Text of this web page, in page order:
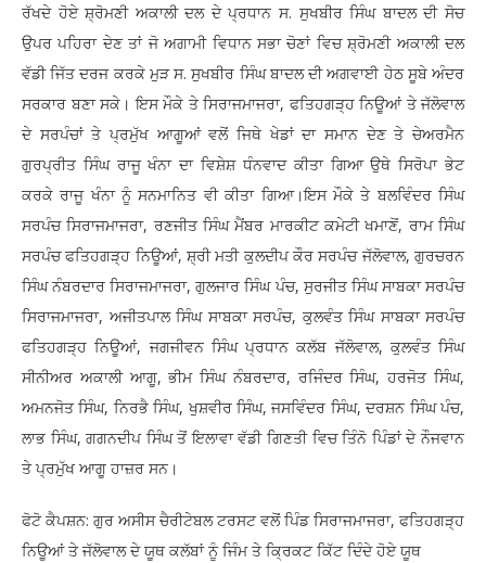
ਰੱਖਦੇ ਹੋਏ ਸ਼੍ਰੋਮਣੀ ਅਕਾਲੀ ਦਲ ਦੇ ਪ੍ਰਧਾਨ ਸ. ਸੁਖਬੀਰ ਸਿੰਘ ਬਾਦਲ ਦੀ ਸੋਚ
ਉਪਰ ਪਹਿਰਾ ਦੇਣ ਤਾਂ ਜੋ ਅਗਾਮੀ ਵਿਧਾਨ ਸਭਾ ਚੋਣਾਂ ਵਿਚ ਸ਼੍ਰੋਮਣੀ ਅਕਾਲੀ ਦਲ
ਵੱਡੀ ਜਿੱਤ ਦਰਜ ਕਰਕੇ ਮੁੜ ਸ. ਸੁਖਬੀਰ ਸਿੰਘ ਬਾਦਲ ਦੀ ਅਗਵਾਈ ਹੇਠ ਸੂਬੇ ਅੰਦਰ
ਸਰਕਾਰ ਬਣਾ ਸਕੇ। ਇਸ ਮੌਕੇ ਤੇ ਸਿਰਾਜਮਾਜਰਾ, ਫਤਿਹਗੜ੍ਹ ਨਿਊਆਂ ਤੇ ਜੱਲੋਵਾਲ
ਦੇ ਸਰਪੰਚਾਂ ਤੇ ਪ੍ਰਮੁੱਖ ਆਗੂਆਂ ਵਲੋਂ ਜਿਥੇ ਖੇਡਾਂ ਦਾ ਸਮਾਨ ਦੇਣ ਤੇ ਚੇਅਰਮੈਨ
ਗੁਰਪ੍ਰੀਤ ਸਿੰਘ ਰਾਜੂ ਖੰਨਾ ਦਾ ਵਿਸ਼ੇਸ਼ ਧੰਨਵਾਦ ਕੀਤਾ ਗਿਆ ਉਥੇ ਸਿਰੋਪਾ ਭੇਟ
ਕਰਕੇ ਰਾਜੂ ਖੰਨਾ ਨੂੰ ਸਨਮਾਨਿਤ ਵੀ ਕੀਤਾ ਗਿਆ।ਇਸ ਮੌਕੇ ਤੇ ਬਲਵਿੰਦਰ ਸਿੰਘ
ਸਰਪੰਚ ਸਿਰਾਜਮਾਜਰਾ, ਰਣਜੀਤ ਸਿੰਘ ਮੈਂਬਰ ਮਾਰਕੀਟ ਕਮੇਟੀ ਖਮਾਣੋਂ, ਰਾਮ ਸਿੰਘ
ਸਰਪੰਚ ਫਤਿਹਗੜ੍ਹ ਨਿਊਆਂ, ਸ਼੍ਰੀ ਮਤੀ ਕੁਲਦੀਪ ਕੌਰ ਸਰਪੰਚ ਜੱਲੋਵਾਲ, ਗੁਰਚਰਨ
ਸਿੰਘ ਨੰਬਰਦਾਰ ਸਿਰਾਜਮਾਜਰਾ, ਗੁਲਜਾਰ ਸਿੰਘ ਪੰਚ, ਸੁਰਜੀਤ ਸਿੰਘ ਸਾਬਕਾ ਸਰਪੰਚ
ਸਿਰਾਜਮਾਜਰਾ, ਅਜੀਤਪਾਲ ਸਿੰਘ ਸਾਬਕਾ ਸਰਪੰਚ, ਕੁਲਵੰਤ ਸਿੰਘ ਸਾਬਕਾ ਸਰਪੰਚ
ਫਤਿਹਗੜ੍ਹ ਨਿਊਆਂ, ਜਗਜੀਵਨ ਸਿੰਘ ਪ੍ਰਧਾਨ ਕਲੱਬ ਜੱਲੋਵਾਲ, ਕੁਲਵੰਤ ਸਿੰਘ
ਸੀਨੀਅਰ ਅਕਾਲੀ ਆਗੂ, ਭੀਮ ਸਿੰਘ ਨੰਬਰਦਾਰ, ਰਜਿੰਦਰ ਸਿੰਘ, ਹਰਜੋਤ ਸਿੰਘ,
ਅਮਨਜੋਤ ਸਿੰਘ, ਨਿਰਭੈ ਸਿੰਘ, ਖੁਸ਼ਵੀਰ ਸਿੰਘ, ਜਸਵਿੰਦਰ ਸਿੰਘ, ਦਰਸ਼ਨ ਸਿੰਘ ਪੰਚ,
ਲਾਭ ਸਿੰਘ, ਗਗਨਦੀਪ ਸਿੰਘ ਤੋਂ ਇਲਾਵਾ ਵੱਡੀ ਗਿਣਤੀ ਵਿਚ ਤਿੰਨੋ ਪਿੰਡਾਂ ਦੇ ਨੌਜਵਾਨ
ਤੇ ਪ੍ਰਮੁੱਖ ਆਗੂ ਹਾਜ਼ਰ ਸਨ।
ਫੋਟੋ ਕੈਪਸ਼ਨ: ਗੁਰ ਅਸੀਸ ਚੈਰੀਟੇਬਲ ਟਰਸਟ ਵਲੋਂ ਪਿੰਡ ਸਿਰਾਜਮਾਜਰਾ, ਫਤਿਹਗੜ੍ਹ
ਨਿਊਆਂ ਤੇ ਜੱਲੋਵਾਲ ਦੇ ਯੂਥ ਕਲੱਬਾਂ ਨੂੰ ਜਿੰਮ ਤੇ ਕ੍ਰਿਕਟ ਕਿੱਟ ਦਿੰਦੇ ਹੋਏ ਯੂਥ